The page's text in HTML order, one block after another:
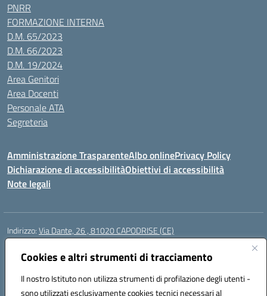
Cookies e altri strumenti di tracciamento
Il nostro Istituto non utilizza strumenti di profilazione degli utenti -
sono utilizzati esclusivamente cookies tecnici necessari al
PNRR
FORMAZIONE INTERNA
D.M. 65/2023
D.M. 66/2023
D.M. 19/2024
Area Genitori
Area Docenti
Personale ATA
Segreteria
Amministrazione TrasparenteAlbo onlinePrivacy Policy
Dichiarazione di accessibilitàObiettivi di accessibilità
Note legali
Indirizzo:Via Dante, 26 , 81020 CAPODRISE (CE)
Centralino:
Posta elettronica certificata (PEC):CEIC83000V@pec.istruzione.it
Codice fiscale: 80103200616
Codice meccanografico:CEIC83000V